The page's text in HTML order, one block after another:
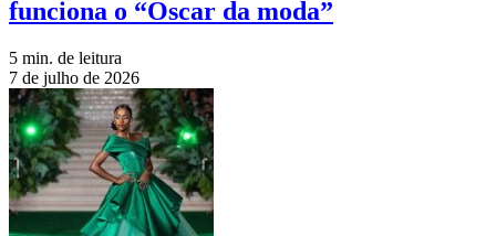
funciona o “Oscar da moda”
5 min. de leitura
7 de julho de 2026